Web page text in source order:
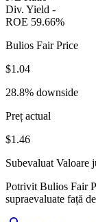
Div. Yield -
ROE 59.66%
Bulios Fair Price
$1.04
28.8% downside
Preț actual
$1.46
Subevaluat Valoare
Potrivit Bulios Fair
supraevaluate față